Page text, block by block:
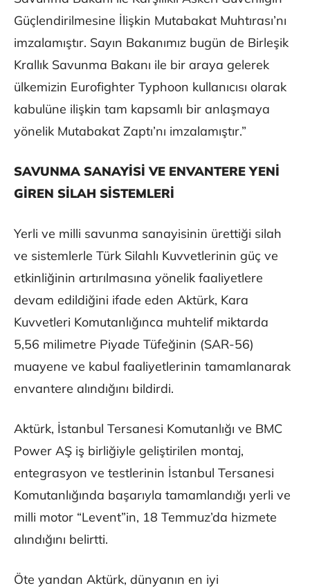
Güçlendirilmesine İlişkin Mutabakat Muhtırası’nı
imzalamıştır. Sayın Bakanımız bugün de Birleşik
Krallık Savunma Bakanı ile bir araya gelerek
ülkemizin Eurofighter Typhoon kullanıcısı olarak
kabulüne ilişkin tam kapsamlı bir anlaşmaya
yönelik Mutabakat Zaptı’nı imzalamıştır.”
SAVUNMA SANAYİSİ VE ENVANTERE YENİ
GİREN SİLAH SİSTEMLERİ
Yerli ve milli savunma sanayisinin ürettiği silah
ve sistemlerle Türk Silahlı Kuvvetlerinin güç ve
etkinliğinin artırılmasına yönelik faaliyetlere
devam edildiğini ifade eden Aktürk, Kara
Kuvvetleri Komutanlığınca muhtelif miktarda
5,56 milimetre Piyade Tüfeğinin (SAR-56)
muayene ve kabul faaliyetlerinin tamamlanarak
envantere alındığını bildirdi.
Aktürk, İstanbul Tersanesi Komutanlığı ve BMC
Power AŞ iş birliğiyle geliştirilen montaj,
entegrasyon ve testlerinin İstanbul Tersanesi
Komutanlığında başarıyla tamamlandığı yerli ve
milli motor “Levent”in, 18 Temmuz’da hizmete
alındığını belirtti.
Öte yandan Aktürk, dünyanın en iyi